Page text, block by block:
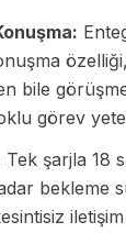
bile
görev
Tek şarjla 18
bekleme